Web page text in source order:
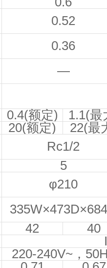
0.52
0.36
—
0.4(额定) 1.1(最
20(额定) 22(最
Rc1/2
5
φ210
335W×473D×
42
40
220-240V~ ，